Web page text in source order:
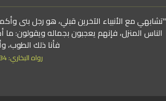
"تشابهي مع الأنبياء الآخرين قبلي، هو رجل بنى
الناس المنزل، فإنهم يعجبون بجماله ويقولون:
فأنا ذلك الطوب،
رواه البخاري: 4.734 4.735.